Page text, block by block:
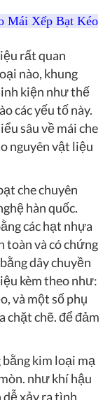
Mái Xếp Bạt Kéo
rất quan
nào, khung
kiện như thế
các yếu tố này.
sâu về mái che
nguyên vật liệu
che chuyên
hàn quốc.
các hạt nhựa
toàn và có chứng
dây chuyền
kèm theo như:
và một số phụ
chặt chẽ. để đảm
kim loại mạ
như khí hậu
xảy ra tình